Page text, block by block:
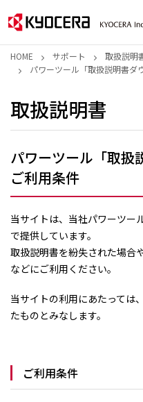
HOME サポート
取扱説明
パワーツール「取扱説明書ダ
取扱説明書
パワーツール「取扱
ご利用条件
当サイトは、当社パワーツー
で提供しています。
取扱説明書を紛失された場合
などにご利用ください。
当サイトの利用にあたっては
たものとみなします。
ご利用条件